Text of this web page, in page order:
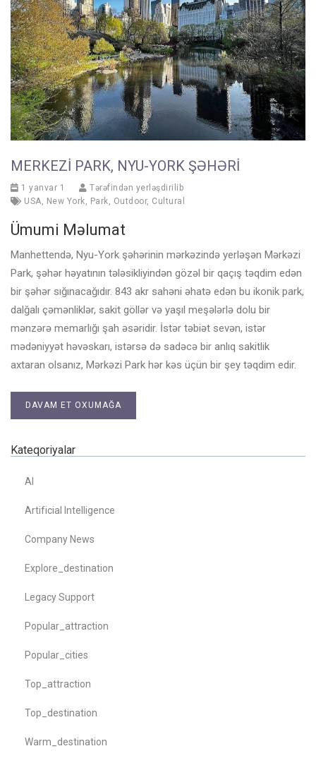
MERKEZI PARK, NYU-YORK ŞƏHƏRI
1 yanvar 1
Tərəfindən yerləşdirilib
USA
New York Park Outdoor, Cultural
Ümumi Məlumat
Manhettendə, Nyu-York şəhərinin mərkəzində yerləşən Mərkəzi
Park, şəhər həyatının tələsikliyindən gözəl bir qaçış təqdim edən
bir şəhər sığınacağıdır. 843 akr sahəni əhatə edən bu ikonik park,
dalğalı çəmənliklər, sakit göllər və yaşıl meşələrlə dolu bir
mənzərə memarlığı şah əsəridir. İstər təbiət sevən, istər
mədəniyyət həvəskarı, istərsə də sadəcə bir anlıq sakitlik
axtaran olsanız, Mərkəzi Park hər kəs üçün bir şey təqdim edir.
DAVAM ET OXUMAĞA
Kateqoriyalar
AI
Artificial Intelligence
Company News
Explore_destination
Legacy Support
Popular_attraction
Popular_cities
Top_attraction
Top_destination
Warm_destination